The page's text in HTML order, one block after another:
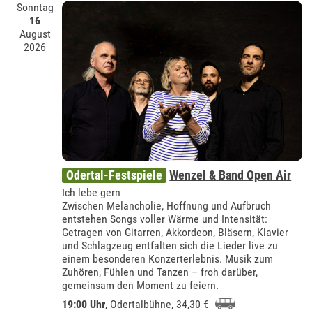
Sonntag
16
August
2026
Odertal-Festspiele Wenzel & Band Open Air
Ich lebe gern
Zwischen Melancholie, Hoffnung und Aufbruch
entstehen Songs voller Wärme und Intensität:
Getragen von Gitarren, Akkordeon, Bläsern, Klavier
und Schlagzeug entfalten sich die Lieder live zu
einem besonderen Konzerterlebnis. Musik zum
Zuhören, Fühlen und Tanzen – froh darüber,
gemeinsam den Moment zu feiern.
19:00 Uhr, Odertalbühne, 34,30 €